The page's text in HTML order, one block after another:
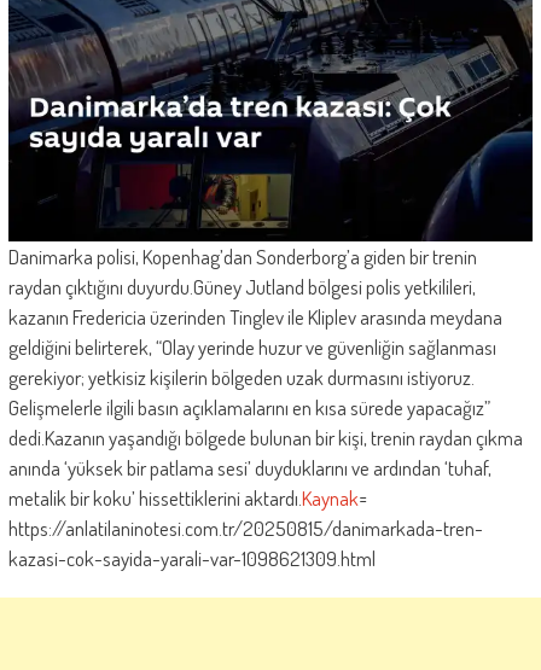
Danimarka polisi, Kopenhag’dan Sonderborg’a giden bir trenin
raydan çıktığını duyurdu.Güney Jutland bölgesi polis yetkilileri,
kazanın Fredericia üzerinden Tinglev ile Kliplev arasında meydana
geldiğini belirterek, “Olay yerinde huzur ve güvenliğin sağlanması
gerekiyor; yetkisiz kişilerin bölgeden uzak durmasını istiyoruz.
Gelişmelerle ilgili basın açıklamalarını en kısa sürede yapacağız”
dedi.Kazanın yaşandığı bölgede bulunan bir kişi, trenin raydan çıkma
anında ‘yüksek bir patlama sesi’ duyduklarını ve ardından ‘tuhaf,
metalik bir koku’ hissettiklerini aktardı.Kaynak=
https://anlatilaninotesi.com.tr/20250815/danimarkada-tren-
kazasi-cok-sayida-yarali-var-1098621309.html